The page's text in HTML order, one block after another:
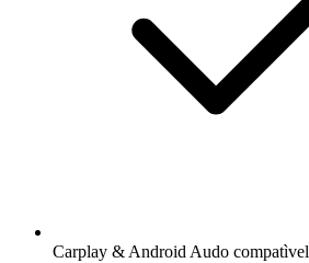
Carplay & Android Audo compatìvel